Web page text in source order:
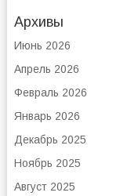
Архивы
Июнь 2026
Апрель 2026
Февраль 2026
Январь 2026
Декабрь 2025
Ноябрь 2025
Август 2025